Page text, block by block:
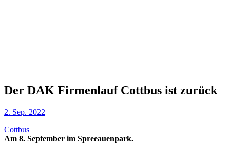
Der DAK Firmenlauf Cottbus ist zurück
2. Sep. 2022
Cottbus
Am 8. September im Spreeauenpark.